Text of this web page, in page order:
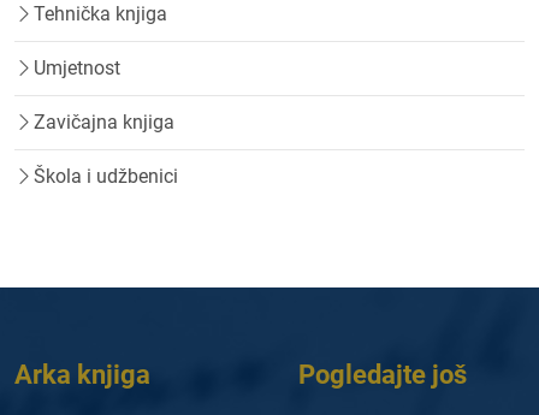
Tehnička knjiga
Umjetnost
Zavičajna knjiga
Škola i udžbenici
Arka knjiga Pogledajte još